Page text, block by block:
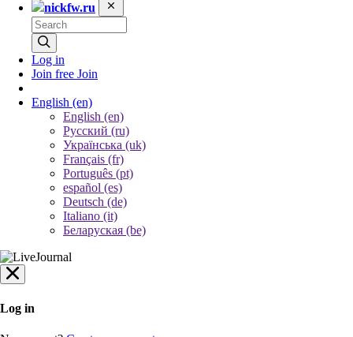
nickfw.ru
Log in
Join free Join
English (en)
English (en)
Русский (ru)
Українська (uk)
Français (fr)
Português (pt)
español (es)
Deutsch (de)
Italiano (it)
Беларуская (be)
Log in